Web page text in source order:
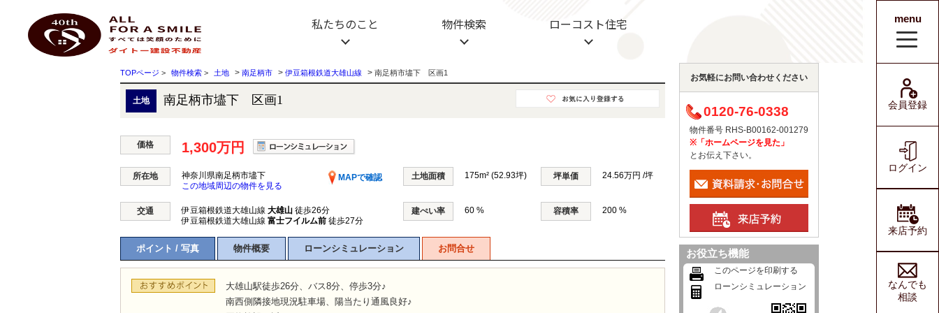
南足柄市壗下 区画1 神奈川県南足柄市壗下 ｜1,300万円の土地｜株式会社ダイトー建設不動産
私たちのこと 物件検索 ローコスト住宅
ダイトー建設不動産
menu
会員登録
ログイン
来店予約
なんでも
相談
TOPページ > 物件検索 > 土地 > 南足柄市 > 伊豆箱根鉄道大雄山線 > 南足柄市壗下 区画1
土地 南足柄市壗下 区画1
価格 1,300万円
所在地 神奈川県南足柄市壗下
MAPで確認
この地域周辺の物件を見る
土地面積 175m² (52.93坪) 坪単価 24.56万円 /坪
交通 伊豆箱根鉄道大雄山線 大雄山 徒歩26分
伊豆箱根鉄道大雄山線 富士フイルム前 徒歩27分
建ぺい率 60 % 容積率 200 %
ポイント / 写真 物件概要 ローンシミュレーション お問合せ
大雄山駅徒歩26分、バス8分、停歩3分♪
南西側隣接地現況駐車場、陽当たり通風良好♪
お気軽にお問い合わせください
0120-76-0338
物件番号 RHS-B00162-001279
※「ホームページを見た」
とお伝え下さい。
お役立ち機能
このページを印刷する
ローンシミュレーション